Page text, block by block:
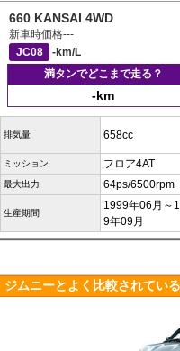
660 KANSAI 4WD
新車時価格---
JC08
-km/L
満タンでどこまで走る？
-km
排気量 658cc
ミッション フロア4AT
最大出力 64ps/6500rpm
生産期間
1999年06月～
9年09月
ジムニーとよく比較されてい